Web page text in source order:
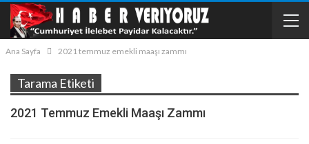
Ana Sayfa 2021 temmuz emekli maaşı zammı
Tarama Etiketi
2021 Temmuz Emekli Maaşı Zammı